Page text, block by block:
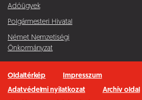
Adóügyek
Polgármesteri Hivatal
Német Nemzetiségi
Önkormányzat
Oldaltérkép
Impresszum
Adatvédelmi nyilatkozat
Archív oldal